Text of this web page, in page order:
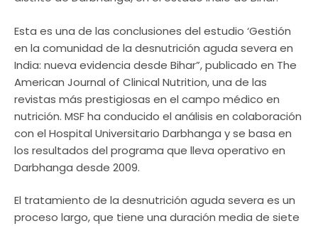
Esta es una de las conclusiones del estudio ‘Gestión
en la comunidad de la desnutrición aguda severa en
India: nueva evidencia desde Bihar”, publicado en The
American Journal of Clinical Nutrition, una de las
revistas más prestigiosas en el campo médico en
nutrición. MSF ha conducido el análisis en colaboración
con el Hospital Universitario Darbhanga y se basa en
los resultados del programa que lleva operativo en
Darbhanga desde 2009.
El tratamiento de la desnutrición aguda severa es un
proceso largo, que tiene una duración media de siete